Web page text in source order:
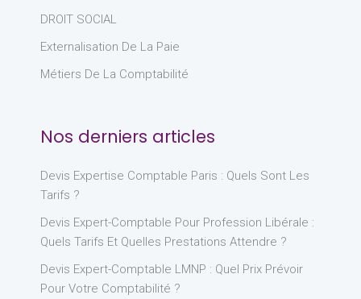
DROIT SOCIAL
Externalisation De La Paie
Métiers De La Comptabilité
Nos derniers articles
Devis Expertise Comptable Paris : Quels Sont Les
Tarifs ?
Devis Expert-Comptable Pour Profession Libérale :
Quels Tarifs Et Quelles Prestations Attendre ?
Devis Expert-Comptable LMNP : Quel Prix Prévoir
Pour Votre Comptabilité ?